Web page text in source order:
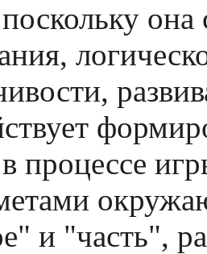
процессе
и "часть",